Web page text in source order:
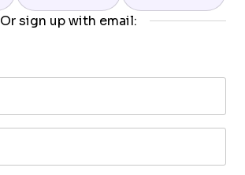
Or sign up with email: